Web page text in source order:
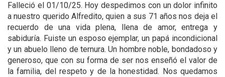
Falleció el 01/10/25. Hoy despedimos con un dolor infinito
a nuestro querido Alfredito, quien a sus 71 años nos deja el
recuerdo de una vida plena, llena de amor, entrega y
sabiduría. Fuiste un esposo ejemplar, un papá incondicional
y un abuelo lleno de ternura. Un hombre noble, bondadoso y
generoso, que con su forma de ser nos enseñó el valor de
la familia, del respeto y de la honestidad. Nos quedamos